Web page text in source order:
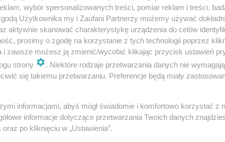
- jego pierwsze zalążki pojawiają się w
18-19 dni po zapłodnieniu).
nerwowa - powstaje z neuroektodermy
- ektodermy).
wybór spersonalizowanych treści, pomiar reklam i treści,
Użytkownika my i Zaufani Partnerzy możemy używać
aktywnie skanować charakterystykę urządzenia do celów
prosimy o zgodę na korzystanie z tych technologii poprzez
i zawsze możesz ją zmienić/wycofać klikając przycisk ustawień
strony
. Niektóre rodzaje przetwarzania danych nie
się takiemu przetwarzaniu. Preferencje będą miały
informacjami, abyś mógł świadomie i komfortowo korzystać z
informacje dotyczące przetwarzania Twoich danych
oraz po kliknięciu w „Ustawienia”.